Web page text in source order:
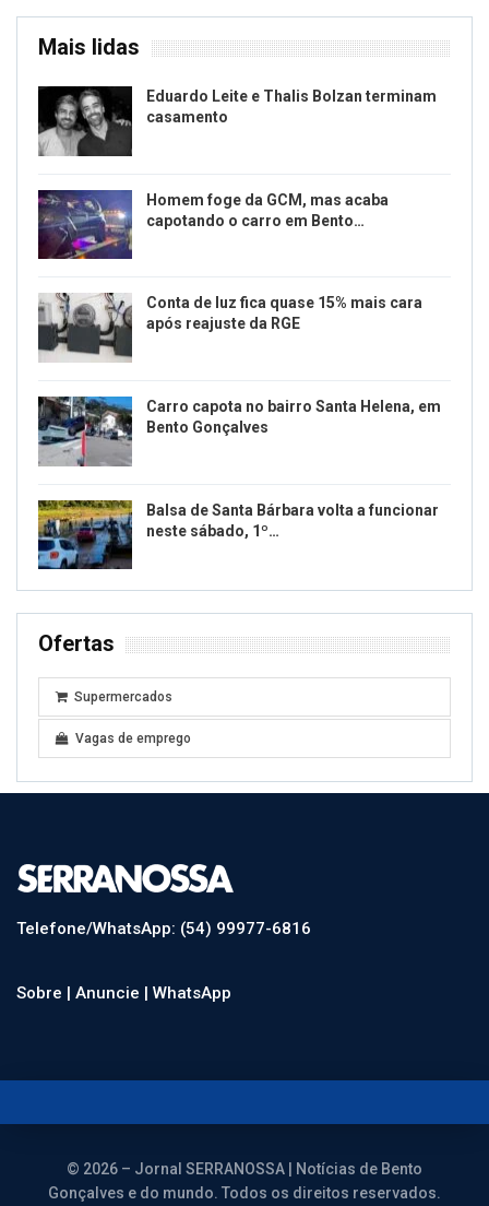
Mais lidas
Eduardo Leite e Thalis Bolzan terminam
casamento
Homem foge da GCM, mas acaba
capotando o carro em Bento…
Conta de luz fica quase 15% mais cara
após reajuste da RGE
Carro capota no bairro Santa Helena, em
Bento Gonçalves
Balsa de Santa Bárbara volta a funcionar
neste sábado, 1º…
Ofertas
Supermercados
Vagas de emprego
Telefone/WhatsApp: (54) 99977-6816
Sobre | Anuncie | WhatsApp
© 2026 – Jornal SERRANOSSA | Notícias de Bento
Gonçalves e do mundo. Todos os direitos reservados.